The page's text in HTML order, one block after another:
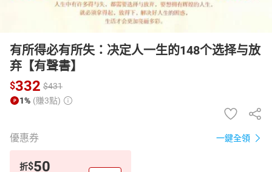
有所得必有所失：决定人一生的148个选择与放
弃【有聲書】
$332 $431
1% (賺3點)
優惠券 一鍵全領
折$50